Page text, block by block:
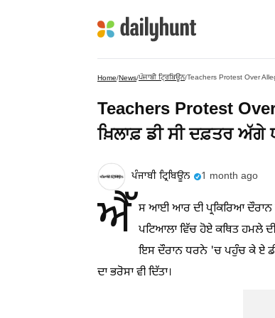
Home/News/ਪੰਜਾਬੀ ਟ੍ਰਿਬਿਊਨ/Teachers Protest Over
Teachers Protest
ਖ਼ਿਲਾਫ਼ ਡੀ ਸੀ ਦਫ਼ਤਰ ਅੱਗੇ
ਪੰਜਾਬੀ ਟ੍ਰਿਬਿਊਨ 1 month ago
ਐੱ ਸ ਆਈ ਆਰ ਦੀ ਪ੍ਰਕਿਰਿਆ
ਪਟਿਆਲਾ ਵਿੱਚ ਹੋਏ ਕਥਿਤ ਹਮਲੇ
ਇਸ ਦੌਰਾਨ ਧਰਨੇ 'ਚ ਪਹੁੰਚ ਕੇ ਏ
ਦਾ ਭਰੋਸਾ ਵੀ ਦਿੱਤਾ।